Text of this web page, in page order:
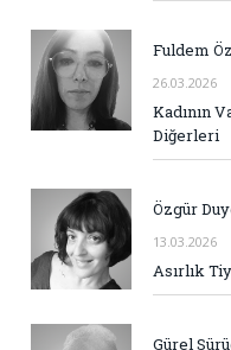
Fuldem
26.03.2026
Kadının
Diğerleri
Özgür
13.03.2026
Asırlık
Gürel